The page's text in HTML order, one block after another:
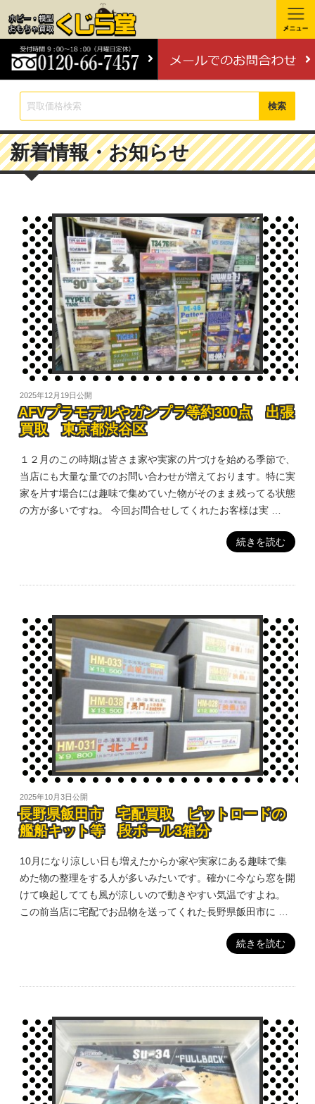
検索
新着情報・お知らせ
2025年12月19日公開
AFVプラモデルやガンプラ等約300点 出張
買取 東京都渋谷区
１２月のこの時期は皆さま家や実家の片づけを始める季節で、
当店にも大量な量でのお問い合わせが増えております。特に実
家を片す場合には趣味で集めていた物がそのまま残ってる状態
の方が多いですね。 今回お問合せしてくれたお客様は実 …
続きを読む
2025年10月3日公開
長野県飯田市 宅配買取 ピットロードの
艦船キット等 段ボール3箱分
10月になり涼しい日も増えたからか家や実家にある趣味で集
めた物の整理をする人が多いみたいです。確かに今なら窓を開
けて喚起してても風が涼しいので動きやすい気温ですよね。
この前当店に宅配でお品物を送ってくれた長野県飯田市に …
続きを読む